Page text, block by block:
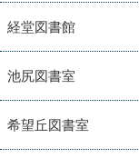
経堂図書館
池尻図書室
希望丘図書室